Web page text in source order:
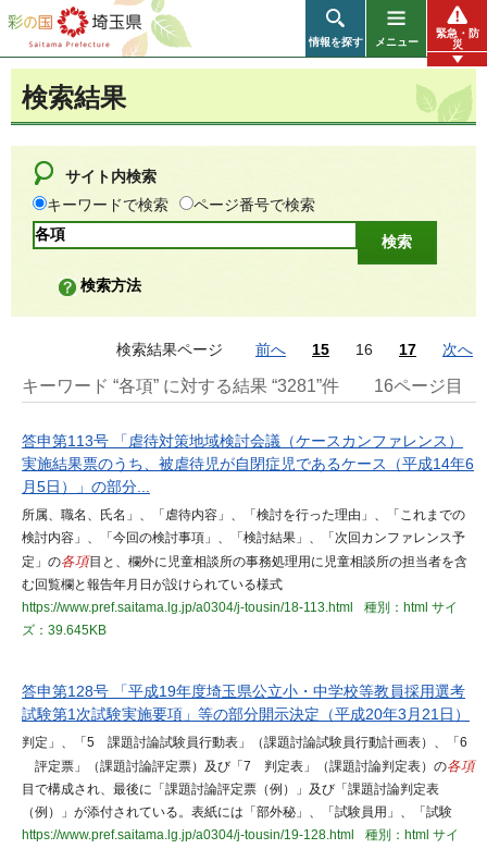
彩の国 埼玉県
情報を探す メニュー
緊急・防
災
検索結果
サイト内検索
キーワードで検索
ページ番号で検索
検索方法
検索結果ページ 前へ 15 16 17 次へ
キーワード “各項” に対する結果 “3281”件 16ページ目
答申第113号 「虐待対策地域検討会議（ケースカンファレンス）
実施結果票のうち、被虐待児が自閉症児であるケース（平成14年6
月5日）」の部分...
所属、職名、氏名」、「虐待内容」、「検討を行った理由」、「これまでの
検討内容」、「今回の検討事項」、「検討結果」、「次回カンファレンス予
定」の各項目と、欄外に児童相談所の事務処理用に児童相談所の担当者を含
む回覧欄と報告年月日が設けられている様式
https://www.pref.saitama.lg.jp/a0304/j-tousin/18-113.html
種別：html サイ
ズ：39.645KB
答申第128号 「平成19年度埼玉県公立小・中学校等教員採用選考
試験第1次試験実施要項」等の部分開示決定（平成20年3月21日）
判定」、「5 課題討論試験員行動表」（課題討論試験員行動計画表）、「6
評定票」（課題討論評定票）及び「7 判定表」（課題討論判定表）の各項
目で構成され、最後に「課題討論評定票（例）」及び「課題討論判定表
（例）」が添付されている。表紙には「部外秘」、「試験員用」、「試験
https://www.pref.saitama.lg.jp/a0304/j-tousin/19-128.html
種別：html サイ